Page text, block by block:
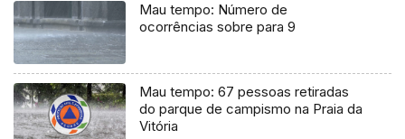
Mau tempo: Número de
ocorrências sobre para 9
Mau tempo: 67 pessoas retiradas
do parque de campismo na Praia da
Vitória